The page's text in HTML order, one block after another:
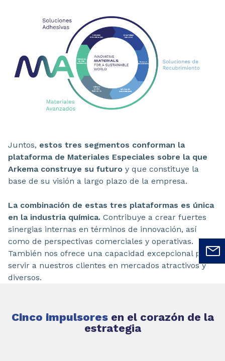
Juntos, estos tres segmentos conforman la
plataforma de Materiales Especiales sobre la que
Arkema construye su futuro y que constituye la
base de su visión a largo plazo de la empresa.
La combinación de estas tres plataformas es única
en la industria química. Contribuye a crear fuertes
sinergias internas en términos de innovación, así
como de perspectivas comerciales y operativas.
También nos ofrece una capacidad excepcional para
servir a nuestros clientes en mercados atractivos y
diversos.
Cinco impulsoresen el corazón de la
estrategia